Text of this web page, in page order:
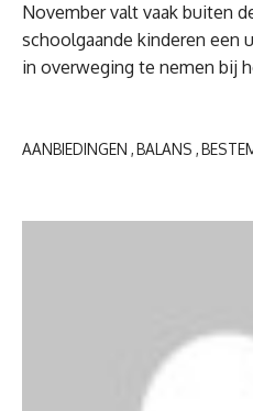
November valt vaak buiten
schoolgaande kinderen een
in overweging te nemen bij
AANBIEDINGEN BALANS